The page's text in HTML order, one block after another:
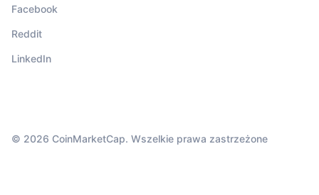
Facebook
Reddit
LinkedIn
© 2026 CoinMarketCap. Wszelkie prawa zastrzeżone